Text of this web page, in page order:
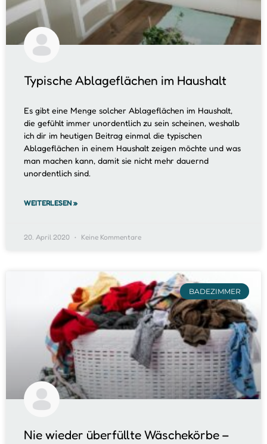
Typische Ablageflächen im Haushalt
Es gibt eine Menge solcher Ablageflächen im Haushalt,
die gefühlt immer unordentlich zu sein scheinen, weshalb
ich dir im heutigen Beitrag einmal die typischen
Ablageflächen in einem Haushalt zeigen möchte und was
man machen kann, damit sie nicht mehr dauernd
unordentlich sind.
WEITERLESEN »
20. April 2020 Keine Kommentare
BADEZIMMER
Nie wieder überfüllte Wäschekörbe –